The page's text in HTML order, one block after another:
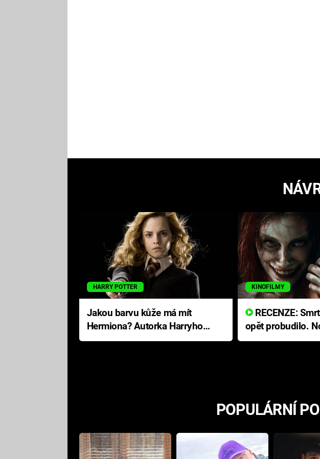
HARRY POTTER
Jakou barvu kůže má mít
Hermiona? Autorka Harryho
Pottera přišla s ráznou
KINOFILMY
RECENZE: Smrtelné zlo se
opět probudilo.
přichází s
POPULÁRNÍ